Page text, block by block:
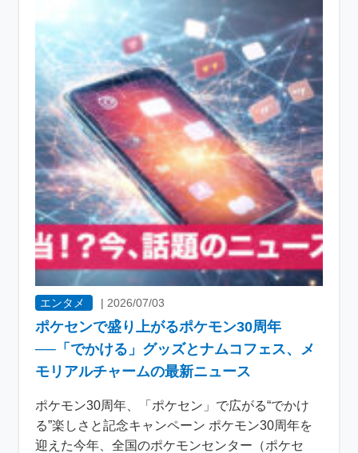
エンタメ | 2026/07/03
ポケセンで盛り上がるポケモン30周年
──「でかける」グッズとナムコフェス、メ
モリアルチャームの最新ニュース
ポケモン30周年、「ポケセン」で広がる“でかけ
る”楽しさと記念キャンペーン ポケモン30周年を
迎えた今年、全国のポケモンセンター（ポケセ